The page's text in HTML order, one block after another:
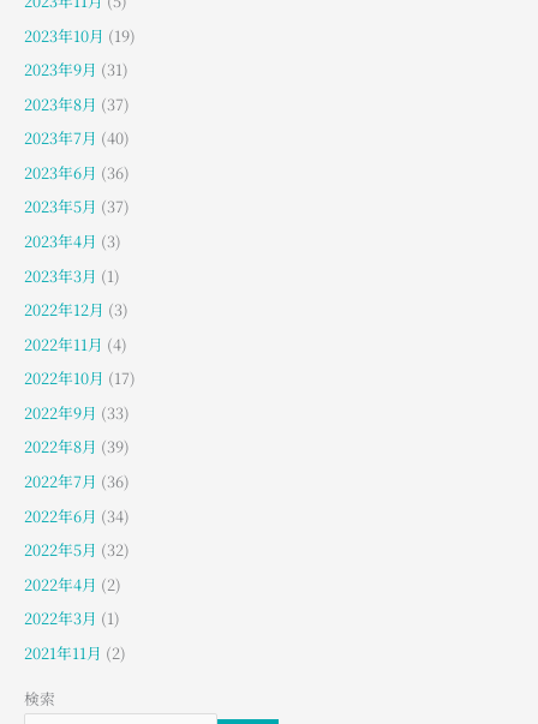
2023年10月 (19)
2023年9月 (31)
2023年8月 (37)
2023年7月 (40)
2023年6月 (36)
2023年5月 (37)
2023年4月 (3)
2023年3月 (1)
2022年12月 (3)
2022年11月 (4)
2022年10月 (17)
2022年9月 (33)
2022年8月 (39)
2022年7月 (36)
2022年6月 (34)
2022年5月 (32)
2022年4月 (2)
2022年3月 (1)
2021年11月 (2)
検索